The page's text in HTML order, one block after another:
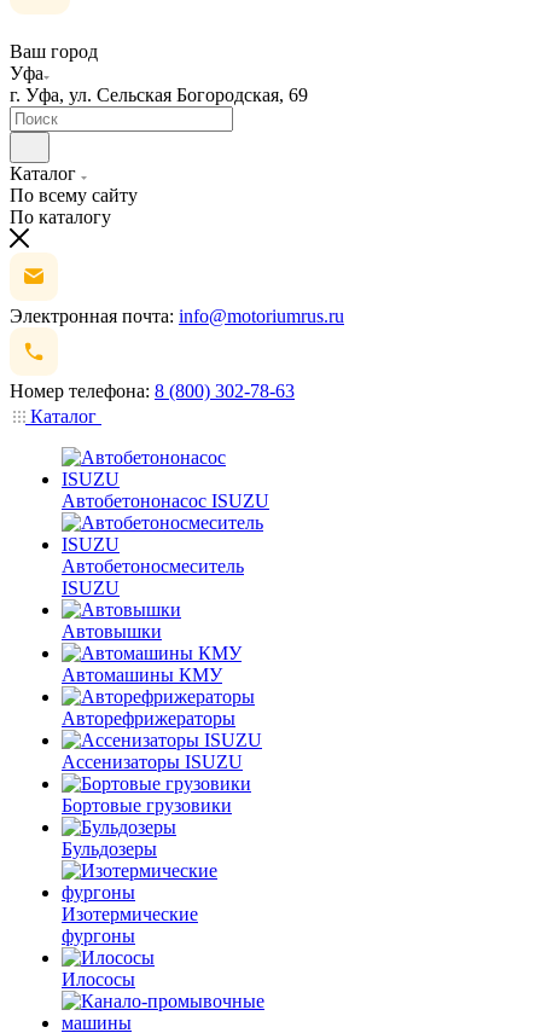
Ваш город
Уфа
г. Уфа, ул. Сельская Богородская, 69
Каталог
По всему сайту
По каталогу
Электронная почта: info@motoriumrus.ru
Номер телефона: 8 (800) 302-78-63
Каталог
Автобетононасос ISUZU
Автобетоносмеситель
ISUZU
Автовышки
Автомашины КМУ
Авторефрижераторы
Ассенизаторы ISUZU
Бортовые грузовики
Бульдозеры
Изотермические
фургоны
Илососы